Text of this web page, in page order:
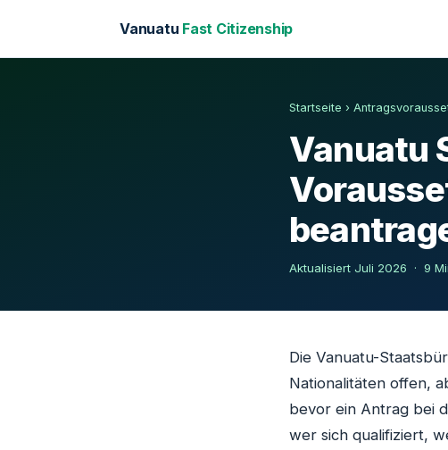
Vanuatu Fast Citizenship
Startseite ›
Vanuatu
Aktualisiert Juli 2026 · 9
Die Vanuatu-
Nationalitäten offen,
bevor ein Antrag bei
wer sich qualifiziert,